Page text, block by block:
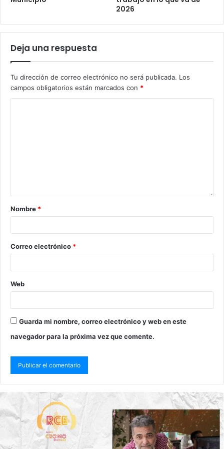
2026
Deja una respuesta
Tu dirección de correo electrónico no será publicada. Los
campos obligatorios están marcados con *
Nombre *
Correo electrónico *
Web
Guarda mi nombre, correo electrónico y web en este
navegador para la próxima vez que comente.